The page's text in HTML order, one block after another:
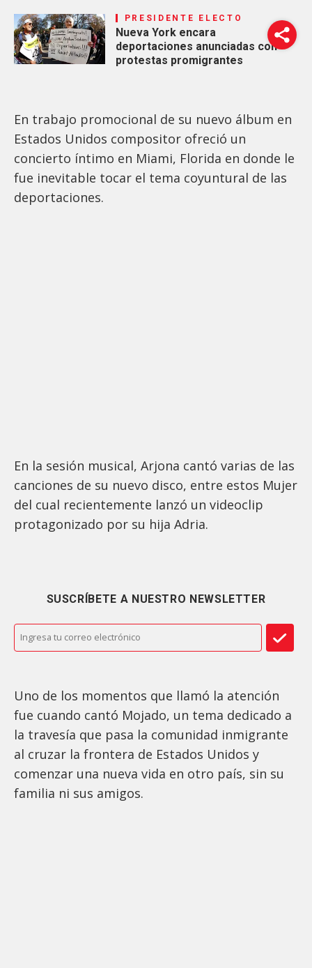
PRESIDENTE ELECTO
Nueva York encara
deportaciones anunciadas con
protestas promigrantes
En trabajo promocional de su nuevo álbum en
Estados Unidos compositor ofreció un
concierto íntimo en Miami, Florida en donde le
fue inevitable tocar el tema coyuntural de las
deportaciones.
En la sesión musical, Arjona cantó varias de las
canciones de su nuevo disco, entre estos Mujer
del cual recientemente lanzó un videoclip
protagonizado por su hija Adria.
SUSCRÍBETE A NUESTRO NEWSLETTER
Uno de los momentos que llamó la atención
fue cuando cantó Mojado, un tema dedicado a
la travesía que pasa la comunidad inmigrante
al cruzar la frontera de Estados Unidos y
comenzar una nueva vida en otro país, sin su
familia ni sus amigos.